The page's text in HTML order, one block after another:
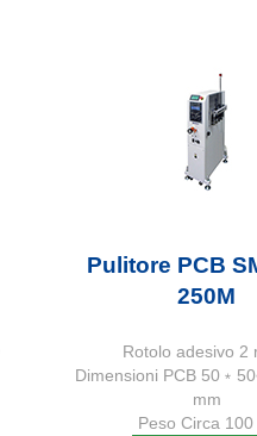
Pulitore PCB
250M
Rotolo adesivo 2
Dimensioni PCB
mm
Peso Circa 100